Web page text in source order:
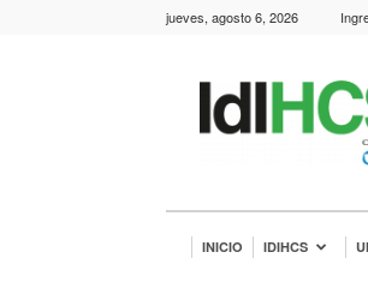
jueves, agosto 6, 2026
IdIHCS
INICIO IDIHCS